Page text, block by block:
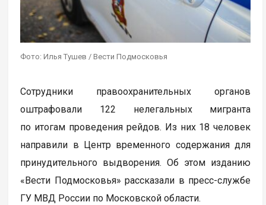
Фото: Илья Тушев / Вести Подмосковья
Сотрудники правоохранительных органов
оштрафовали 122 нелегальных мигранта
по итогам проведения рейдов. Из них 18 человек
направили в Центр временного содержания для
принудительного выдворения. Об этом изданию
«Вести Подмосковья» рассказали в пресс-службе
ГУ МВД России по Московской области.